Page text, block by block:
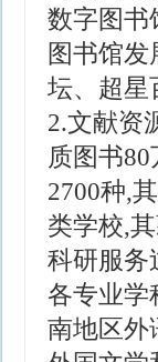
数字图书
图书馆
坛、超星
2.文献资
质图书
2700种,
类学校,
科研服务
各专业学
南地区外